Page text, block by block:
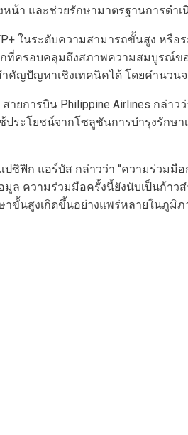
า และช่วยรักษามาตรฐานการดำ
ในระดับความสามารถขั้นสูง หรือ
รอบคลุมถึงสภาพความสมบูรณ์ขอ
ญปัญหาเชิงเทคนิคได้ โดยคำนว
ยการบิน Philippine Airlines กล่า
ระโยชน์จากโซลูชันการบํารุงรักษ
ซิฟิก แอร์บัส กล่าวว่า “ความร่วม
ล ความร่วมมือครั้งนี้ยังนับเป็นก้า
ขั้นสูงเกิดขึ้นอย่างแพร่หลายในภูมิภ